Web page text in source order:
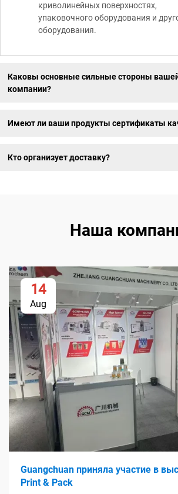
криволинейных поверхностях,
упаковочного оборудования и
оборудования.
Каковы основные сильные стороны
компании?
Имеют ли ваши продукты сертификаты
Кто организует доставку?
Наша
14
Aug
Guangchuan приняла участие в
Print & Pack